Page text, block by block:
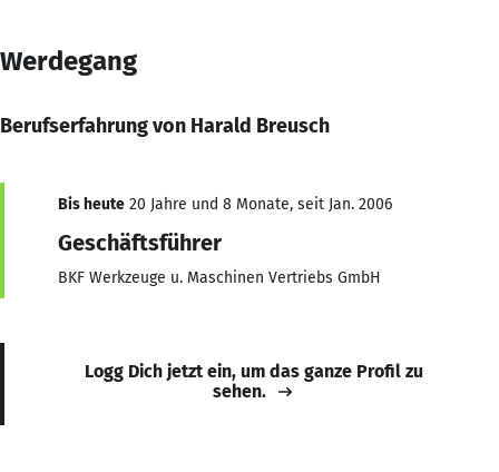
Werdegang
Berufserfahrung von Harald Breusch
Bis heute 20 Jahre und 8 Monate, seit Jan. 2006
Geschäftsführer
BKF Werkzeuge u. Maschinen Vertriebs GmbH
Logg Dich jetzt ein, um das ganze Profil zu
sehen.